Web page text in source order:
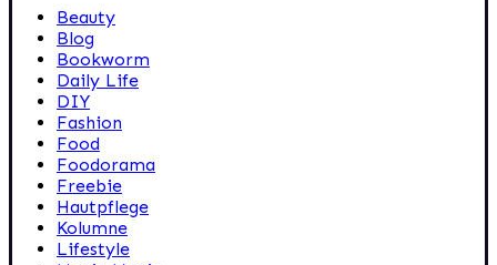
Beauty
Blog
Bookworm
Daily Life
DIY
Fashion
Food
Foodorama
Freebie
Hautpflege
Kolumne
Lifestyle